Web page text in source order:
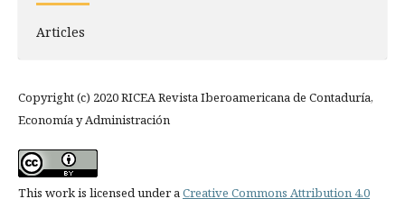
Articles
Copyright (c) 2020 RICEA Revista Iberoamericana de Contaduría,
Economía y Administración
This work is licensed under a Creative Commons Attribution 4.0